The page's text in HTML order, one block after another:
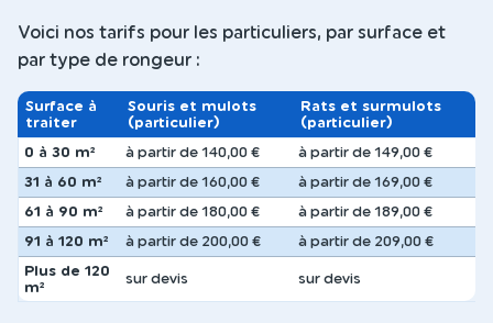
Voici nos tarifs pour les particuliers, par surface et
par type de rongeur :
Surface à
traiter
Souris et mulots
(particulier)
Rats et surmulots
(particulier)
0 à 30 m² à partir de 140,00 € à partir de 149,00 €
31 à 60 m² à partir de 160,00 € à partir de 169,00 €
61 à 90 m² à partir de 180,00 € à partir de 189,00 €
91 à 120 m² à partir de 200,00 € à partir de 209,00 €
Plus de 120
m²
sur devis sur devis